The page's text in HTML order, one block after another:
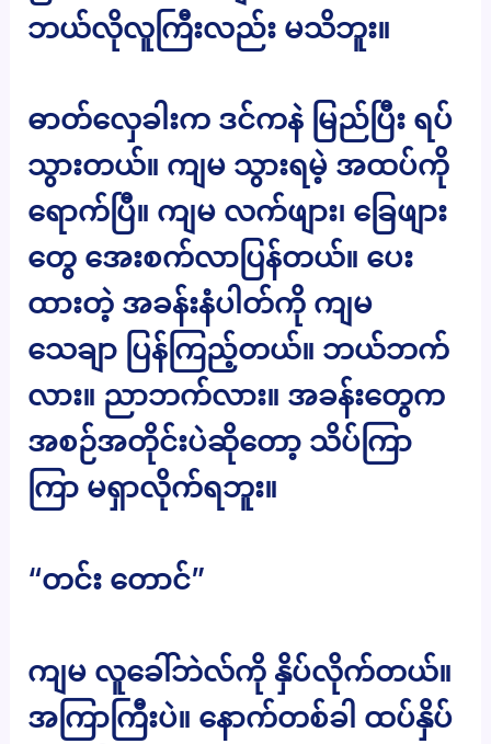
ဘယ်လိုလူကြီးလည်း မသိဘူး။
ဓာတ်လှေခါးက ဒင်ကနဲ မြည်ပြီး ရပ်
သွားတယ်။ ကျမ သွားရမဲ့ အထပ်ကို
ရောက်ပြီ။ ကျမ လက်ဖျား၊ ခြေဖျား
တွေ အေးစက်လာပြန်တယ်။ ပေး
ထားတဲ့ အခန်းနံပါတ်ကို ကျမ
သေချာ ပြန်ကြည့်တယ်။ ဘယ်ဘက်
လား။ ညာဘက်လား။ အခန်းတွေက
အစဉ်အတိုင်းပဲဆိုတော့ သိပ်ကြာ
ကြာ မရှာလိုက်ရဘူး။
“တင်း တောင်”
ကျမ လူခေါ်ဘဲလ်ကို နှိပ်လိုက်တယ်။
အကြာကြီးပဲ။ နောက်တစ်ခါ ထပ်နှိပ်